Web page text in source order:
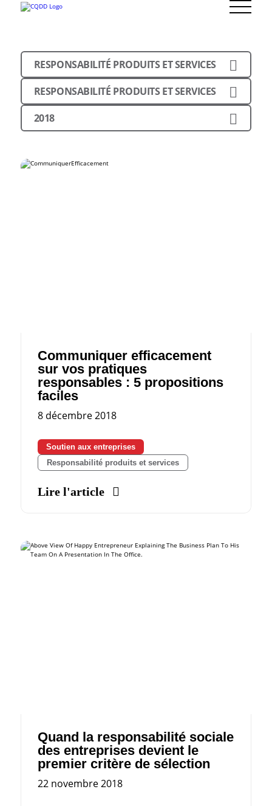
RESPONSABILITÉ PRODUITS ET SERVICES
RESPONSABILITÉ PRODUITS ET SERVICES
2018
Communiquer efficacement
sur vos pratiques
responsables : 5 propositions
faciles
8 décembre 2018
Soutien aux entreprises
Responsabilité produits et services
Lire l'article
Quand la responsabilité sociale
des entreprises devient le
premier critère de sélection
22 novembre 2018